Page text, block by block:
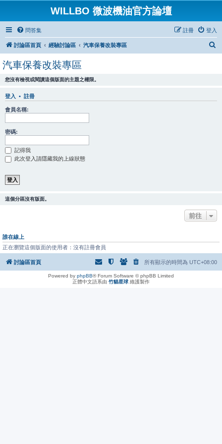
WILLBO 微波機油官方論壇
問答集 登入
註冊
討論區首頁 經驗討論區 汽車保養改裝專區
汽車保養改裝專區
您沒有檢視或閱讀這個版面的主題之權限。
登入 • 註冊
會員名稱:
密碼:
記得我
此次登入請隱藏我的上線狀態
這個分區沒有版面。
前往
誰在線上
正在瀏覽這個版面的使用者：沒有註冊會員
討論區首頁 所有顯示的時間為 UTC+08:00
Powered by phpBB® Forum Software © phpBB Limited
正體中文語系由 竹貓星球 維護製作